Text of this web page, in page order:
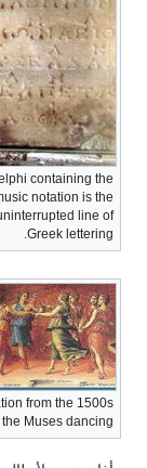
containing the
notation is the
line of
Greek lettering.
from the 1500s
Muses dancing.